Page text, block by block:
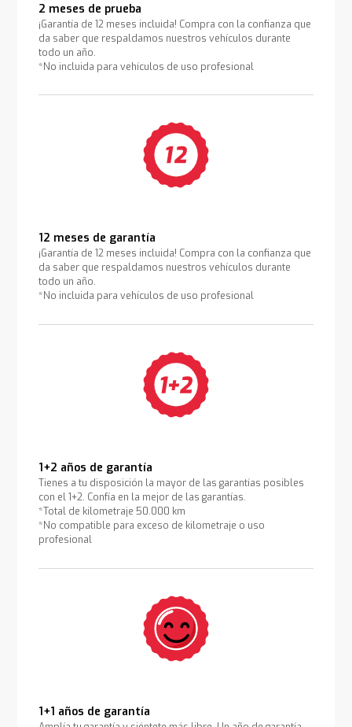
2 meses de prueba
¡Garantía de 12 meses incluida! Compra con la confianza que
da saber que respaldamos nuestros vehículos durante
todo un año.
*No incluida para vehículos de uso profesional
12 meses de garantía
¡Garantía de 12 meses incluida! Compra con la confianza que
da saber que respaldamos nuestros vehículos durante
todo un año.
*No incluida para vehículos de uso profesional
1+2 años de garantía
Tienes a tu disposición la mayor de las garantías posibles
con el 1+2. Confía en la mejor de las garantías.
*Total de kilometraje 50.000 km
*No compatible para exceso de kilometraje o uso
profesional
1+1 años de garantía